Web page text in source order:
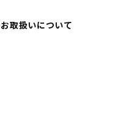
取扱いについて